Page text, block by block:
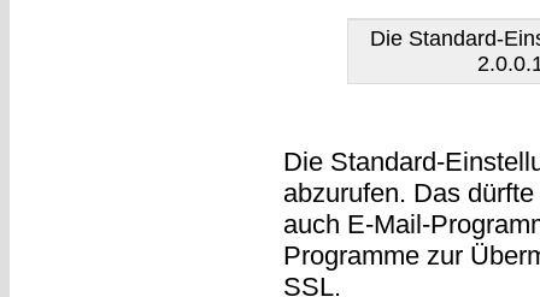
Die Standard-
Die Standard-
abzurufen. Das
auch E-Mail-
Programme zur
SSL.